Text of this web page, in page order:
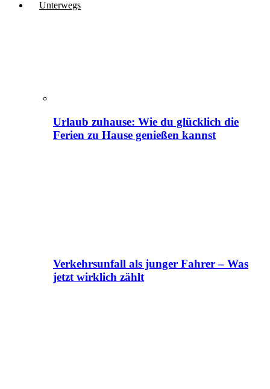
Unterwegs
Urlaub zuhause: Wie du glücklich die
Ferien zu Hause genießen kannst
Verkehrsunfall als junger Fahrer – Was
jetzt wirklich zählt